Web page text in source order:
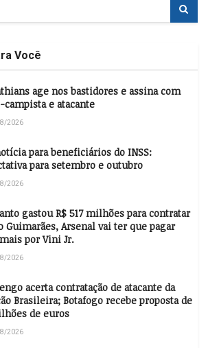
Você
age nos bastidores e assina com
e atacante
2026
para beneficiários do INSS:
para setembro e outubro
2026
gastou R$ 517 milhões para contratar
Guimarães, Arsenal vai ter que pagar
por Vini Jr.
2026
acerta contratação de atacante da
Brasileira; Botafogo recebe proposta de
de euros
2026